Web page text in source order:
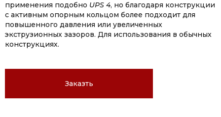
применения подобно UPS 4, но благодаря конструкции
с активным опорным кольцом более подходит для
повышенного давления или увеличенных
экструзионных зазоров. Для использования в обычных
конструкциях.
Заказть